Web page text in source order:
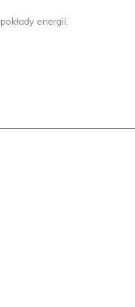
pokłady energii.